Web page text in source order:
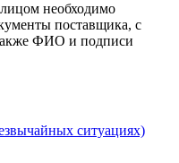
необходимо
поставщика, с
ФИО и подписи
ситуациях)